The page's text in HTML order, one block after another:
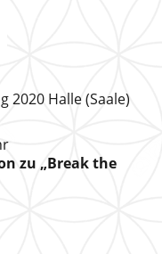
2020 Halle (Saale)
zu „Break the